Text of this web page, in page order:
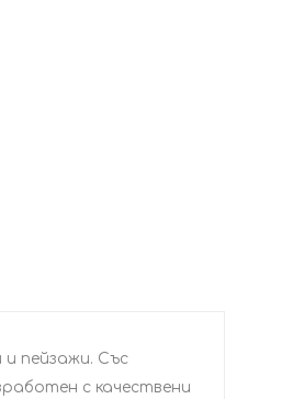
и пейзажи. Със
с качествени